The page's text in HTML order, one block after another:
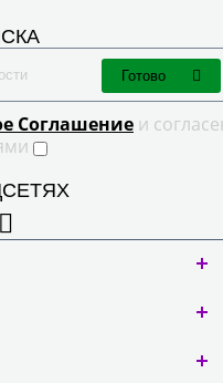
Cоглашение и
Готово